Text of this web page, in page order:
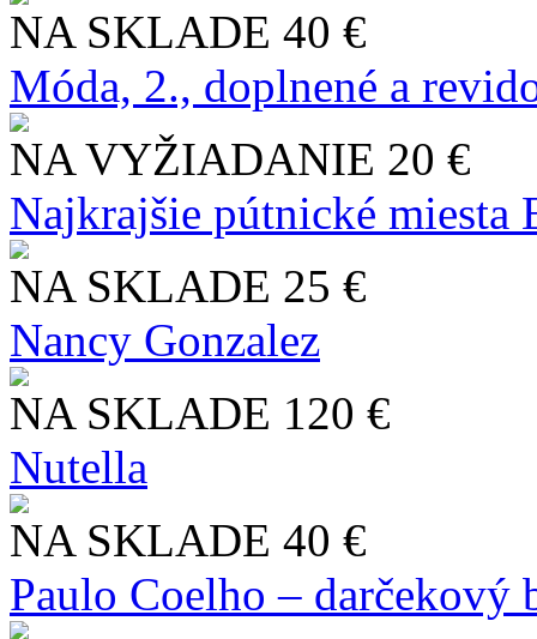
NA SKLADE 40 €
Móda, 2., doplnené a
NA VYŽIADANIE 20 €
Najkrajšie pútnické miesta
NA SKLADE 25 €
Nancy Gonzalez
NA SKLADE 120 €
Nutella
NA SKLADE 40 €
Paulo Coelho – darčekový